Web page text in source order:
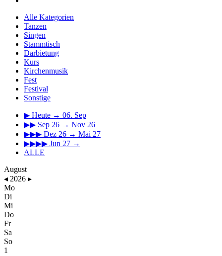
Alle Kategorien
Tanzen
Singen
Stammtisch
Darbietung
Kurs
Kirchenmusik
Fest
Festival
Sonstige
▶ Heute → 06. Sep
▶▶ Sep 26 → Nov 26
▶▶▶ Dez 26 → Mai 27
▶▶▶▶ Jun 27 →
ALLE
August
◂ 2026 ▸
Mo
Di
Mi
Do
Fr
Sa
So
1